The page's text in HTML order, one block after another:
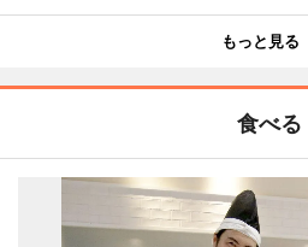
もっと見る
食べる